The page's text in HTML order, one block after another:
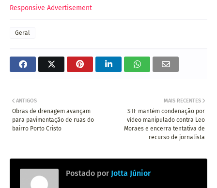
Responsive Advertisement
Geral
MAIS RECENTES
STF mantém condenação por
vídeo manipulado contra Leo
Moraes e encerra tentativa de
recurso de jornalista
ANTIGOS
Obras de drenagem avançam
para pavimentação de ruas do
bairro Porto Cristo
Postado por Jotta Júnior